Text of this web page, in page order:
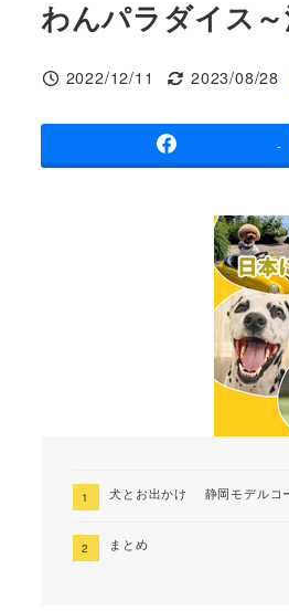
わんパラダイス
投稿日
2022/12/11
更新日
2023/08/28
-
犬とお出かけ 静岡モデルコ
まとめ